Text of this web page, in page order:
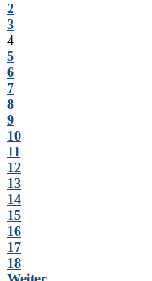
2
3
4
5
6
7
8
9
10
11
12
13
14
15
16
17
18